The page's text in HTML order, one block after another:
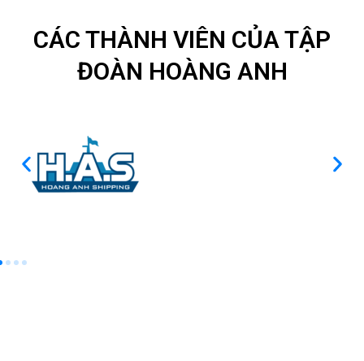
CÁC THÀNH VIÊN CỦA TẬP
ĐOÀN HOÀNG ANH